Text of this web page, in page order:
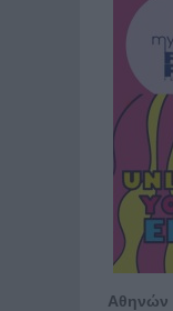
Αθηνών